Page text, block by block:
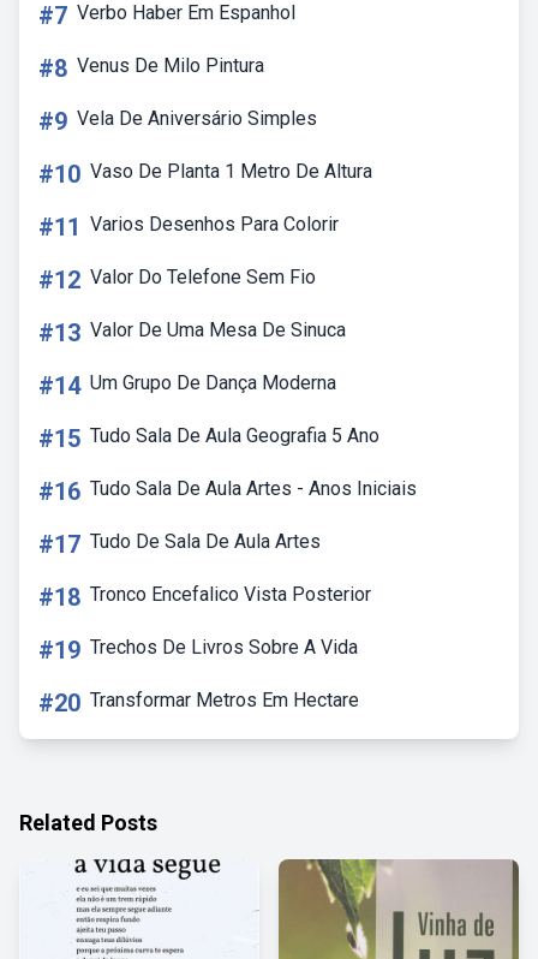
#7 Verbo Haber Em Espanhol
#8 Venus De Milo Pintura
#9 Vela De Aniversário Simples
#10 Vaso De Planta 1 Metro De Altura
#11 Varios Desenhos Para Colorir
#12 Valor Do Telefone Sem Fio
#13 Valor De Uma Mesa De Sinuca
#14 Um Grupo De Dança Moderna
#15 Tudo Sala De Aula Geografia 5 Ano
#16 Tudo Sala De Aula Artes - Anos Iniciais
#17 Tudo De Sala De Aula Artes
#18 Tronco Encefalico Vista Posterior
#19 Trechos De Livros Sobre A Vida
#20 Transformar Metros Em Hectare
Related Posts